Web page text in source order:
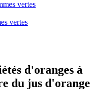
vertes
d'oranges à
du jus d'orange